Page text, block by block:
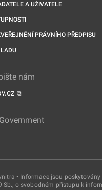
A UŽIVATELE
PRÁVNÍHO PŘEDPISU
nám
⧉
• Informace jsou poskytovány
o svobodném přístupu k